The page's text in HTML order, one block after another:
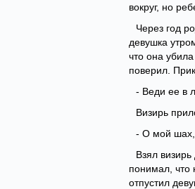
вокруг, но
Через год
девушка
что она
поверил.
- Веди ее в
Визирь
- О мой шах,
Взял
понимал, что
отпустил